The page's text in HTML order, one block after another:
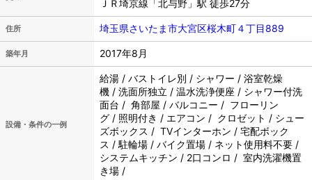
ＪＲ埼京線「北与野」駅 徒歩27分
住所 埼玉県さいたま市大宮区桜木町４丁目889
築年月 2017年8月
設備・条件の一例
給湯 / バストイレ別 / シャワー / 浴室乾燥
機 / 洗面所独立 / 温水洗浄便座 / シャワー付洗
面台 / 角部屋 / バルコニー / フローリン
グ / 照明付き / エアコン / クロゼット / シュー
ズボックス / TVインターホン / 宅配ボック
ス / 駐輪場 / バイク置場 / ネット使用料不要 /
システムキッチン / 2口コンロ / 室内洗濯機置
き場 /